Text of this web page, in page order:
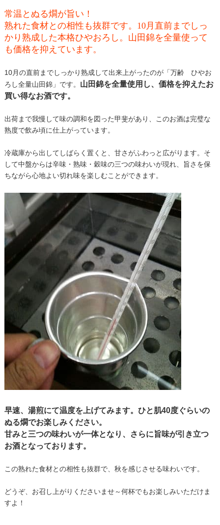
常温とぬる燗が旨い！
熟れた食材との相性も抜群です。10月直前までしっ
かり熟成した本格ひやおろし。山田錦を全量使って
も価格を抑えています。
10月の直前までしっかり熟成して出来上がったのが「万齢 ひやお
ろし全量山田錦」です。 山田錦を全量使用し、価格を抑えたお
買い得なお酒です。
出荷まで我慢して味の調和を図った甲斐があり、このお酒は完璧な
熟度で飲み頃に仕上がっています。
冷蔵庫から出してしばらく置くと、甘さがふわっと広がります。そ
して中盤からは辛味・熟味・穀味の三つの味わいが現れ、旨さを保
ちながら心地よい切れ味を楽しむことができます。
早速、湯煎にて温度を上げてみます。ひと肌40度ぐらいの
ぬる燗でお楽しみください。
甘みと三つの味わいが一体となり、さらに旨味が引き立つ
お酒となっております。
この熟れた食材との相性も抜群で、秋を感じさせる味わいです。
どうぞ、お召し上がりくださいませ～何杯でもお楽しみいただけま
すよ！